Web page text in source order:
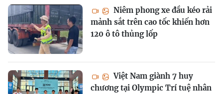
Niêm phong xe đầu kéo rải
mảnh sắt trên cao tốc khiến hơn
120 ô tô thủng lốp
Việt Nam giành 7 huy
chương tại Olympic Trí tuệ nhân